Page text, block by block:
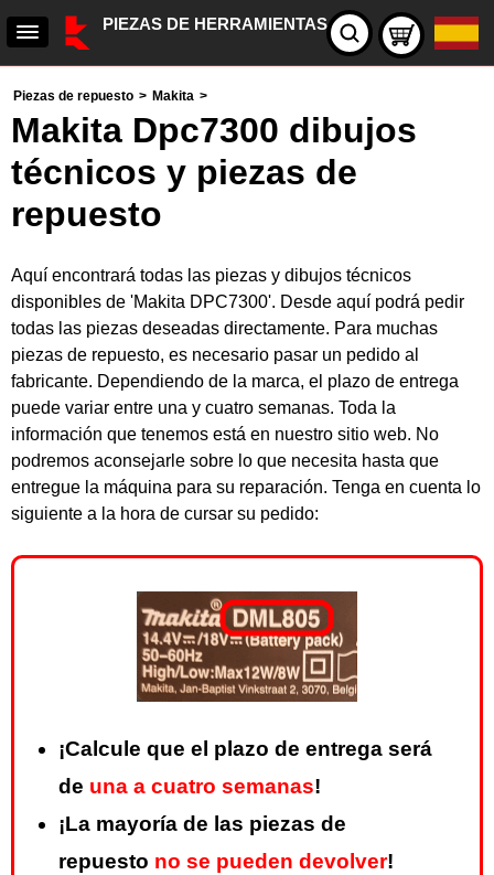
PIEZAS DE HERRAMIENTAS
Piezas de repuesto > Makita >
Makita Dpc7300 dibujos
técnicos y piezas de
repuesto
Aquí encontrará todas las piezas y dibujos técnicos
disponibles de 'Makita DPC7300'. Desde aquí podrá pedir
todas las piezas deseadas directamente. Para muchas
piezas de repuesto, es necesario pasar un pedido al
fabricante. Dependiendo de la marca, el plazo de entrega
puede variar entre una y cuatro semanas. Toda la
información que tenemos está en nuestro sitio web. No
podremos aconsejarle sobre lo que necesita hasta que
entregue la máquina para su reparación. Tenga en cuenta lo
siguiente a la hora de cursar su pedido:
¡Calcule que el plazo de entrega será
de una a cuatro semanas!
¡La mayoría de las piezas de
repuesto no se pueden devolver!